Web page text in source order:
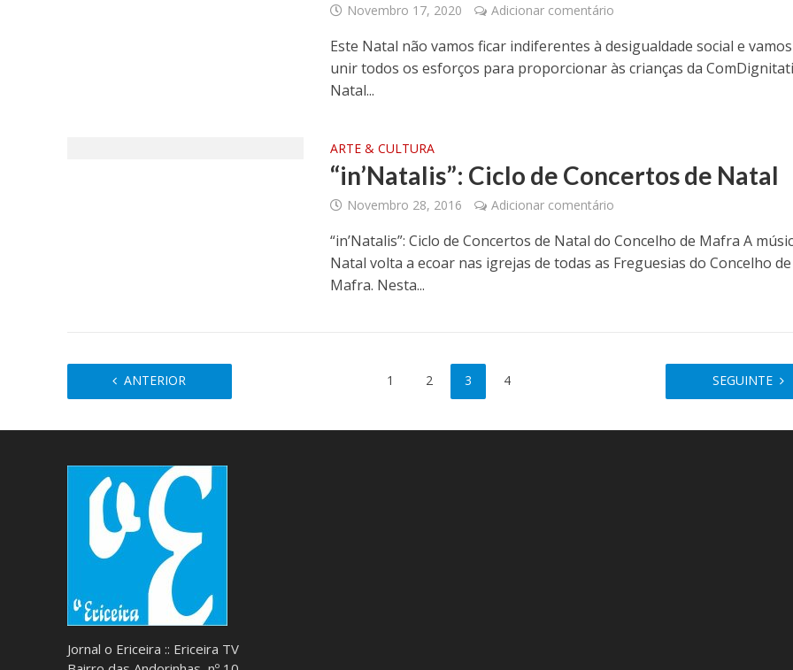
Novembro 17, 2020 Adicionar comentário
Este Natal não vamos ficar indiferentes à desigualdade social e vamos
unir todos os esforços para proporcionar às crianças da
Natal...
ARTE & CULTURA
“in’Natalis”: Ciclo de Concertos de Natal
Novembro 28, 2016 Adicionar comentário
“in’Natalis”: Ciclo de Concertos de Natal do Concelho de Mafra A
Natal volta a ecoar nas igrejas de todas as Freguesias do Concelho de
Mafra. Nesta...
ANTERIOR 1 2 3 4 SEGUINTE
Jornal o Ericeira :: Ericeira TV